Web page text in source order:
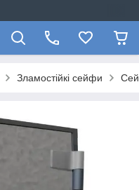
Зламостійкі сейфи